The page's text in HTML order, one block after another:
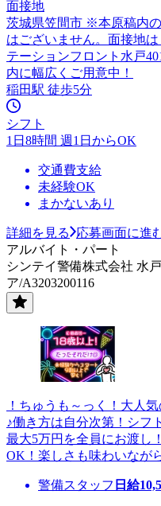
面接地
茨城県笠間市 ※本原稿内
はございません。面接地
テーションフロント水戸
内に幅広くご用意中！
稲田駅 徒歩5分
シフト
1日8時間 週1日からOK
交通費支給
未経験OK
まかないあり
詳細を見る
応募画面に進
アルバイト・パート
シンテイ警備株式会社 水
ア/A3203200116
！ちゅうも～っく！大人
♪働き方は自分次第！シフ
最大5万円を全員にお渡し
OK！楽しさも味わいなが
警備スタッフ 日給